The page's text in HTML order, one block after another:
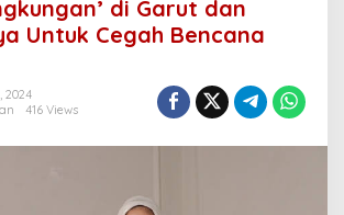
K
a
n
di Garut dan
Untuk Cegah Bencana
2024
416 Views